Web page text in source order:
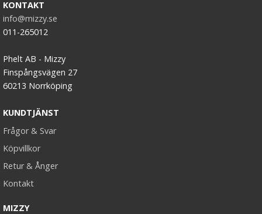
KONTAKT
info@mizzy.se
011-265012
Phelt AB - Mizzy
Finspångsvägen 27
60213 Norrköping
KUNDTJÄNST
Frågor & Svar
Köpvillkor
Retur & Ånger
Kontakt
MIZZY